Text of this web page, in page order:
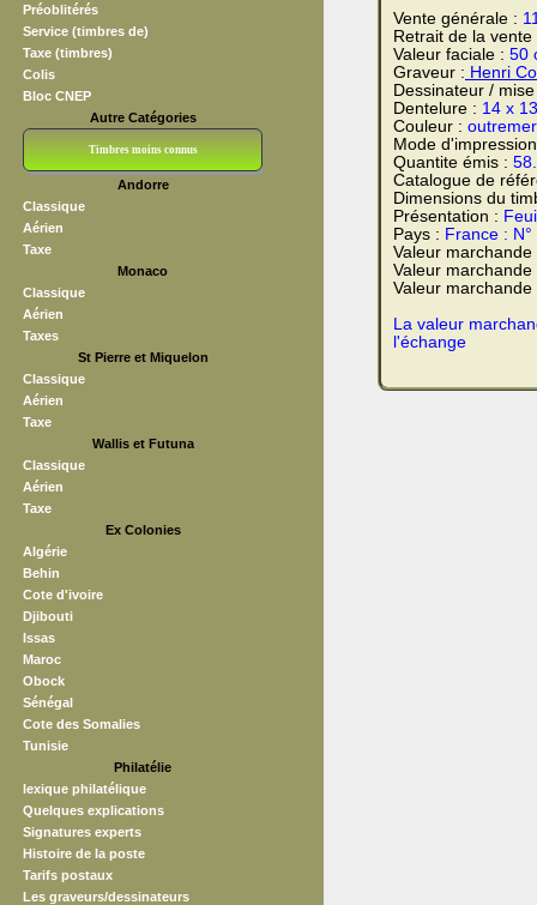
Préoblitérés
Service (timbres de)
Taxe (timbres)
Colis
Bloc CNEP
Autre Catégories
Timbres moins connus
Andorre
Classique
Aérien
Taxe
Monaco
Classique
Aérien
Taxes
St Pierre et Miquelon
Classique
Aérien
Taxe
Wallis et Futuna
Classique
Aérien
Taxe
Ex Colonies
Algérie
Behin
Cote d'ivoire
Djibouti
Issas
Maroc
Obock
Sénégal
Cote des Somalies
Tunisie
Philatélie
lexique philatélique
Quelques explications
Signatures experts
Histoire de la poste
Tarifs postaux
Les graveurs/dessinateurs
Vente générale :
Retrait de la
Valeur faciale : 50
Graveur : Henri
Dessinateur /
Dentelure : 14 x
Couleur :
Mode
Quantite émis :
Catalogue de
Dimensions du
Présentation :
Pays : France : N°
Valeur
Valeur
Valeur
La valeur
l'échange